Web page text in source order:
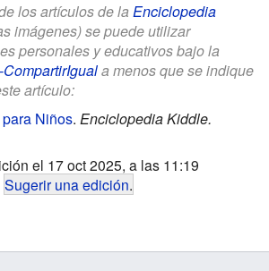
los artículos de la Enciclopedia
imágenes) se puede utilizar
personales y educativos bajo la
a menos que se indique
artículo:
Niños. Enciclopedia Kiddle.
el 17 oct 2025, a las 11:19
Sugerir una edición.